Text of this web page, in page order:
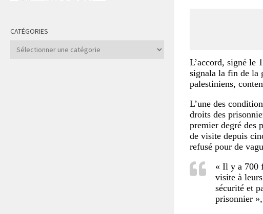
L’accord, signé le
signala la fin de la
palestiniens,
L’une des
droits des
premier degré des
de visite depuis
refusé pour de
« Il y a 700
visite à
sécurité et
prisonnier »,
CATÉGORIES
Catégories